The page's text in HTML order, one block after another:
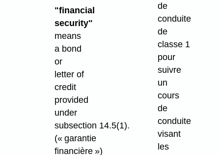
"financial
security"
means
a bond
or
letter of
credit
provided
under
subsection 14.5(1).
(« garantie
financière »)
de
conduite
de
classe 1
pour
suivre
un
cours
de
conduite
visant
les